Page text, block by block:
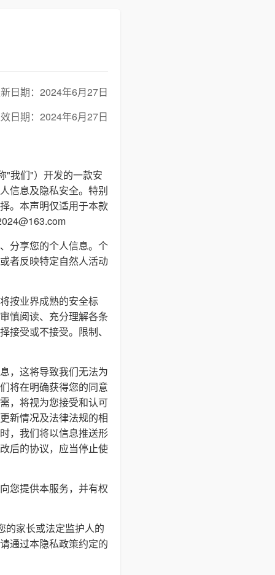
日期：2024年6月27日
日期：2024年6月27日
"我们"）开发的一款安
信息及隐私安全。特别
。本声明仅适用于本款
分享您的个人信息。个
者反映特定自然人活动
按业界成熟的安全标
慎阅读、充分理解各条
受或不接受。限制、
，这将导致我们无法为
将在明确获得您的同意
，将视为您接受和认可
新情况及法律法规的相
，我们将以信息推送形
后的协议，应当停止使
您提供本服务，并有权
的家长或法定监护人的
通过本隐私政策约定的